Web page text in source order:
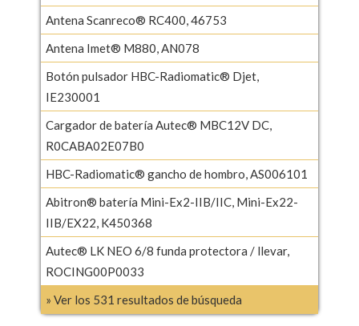
Antena Scanreco® RC400, 46753
Antena Imet® M880, AN078
Botón pulsador HBC-Radiomatic® Djet,
IE230001
Cargador de batería Autec® MBC12V DC,
R0CABA02E07B0
HBC-Radiomatic® gancho de hombro, AS006101
Abitron® batería Mini-Ex2-IIB/IIC, Mini-Ex22-
IIB/EX22, K450368
Autec® LK NEO 6/8 funda protectora / llevar,
ROCING00P0033
» Ver los 531 resultados de búsqueda